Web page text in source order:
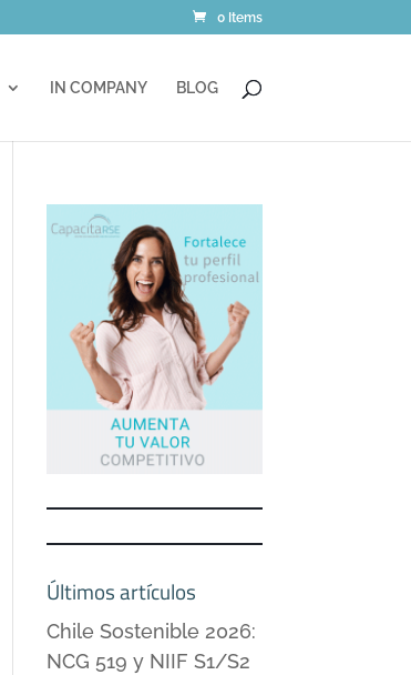
0 Items
IN COMPANY BLOG
Últimos artículos
Chile Sostenible 2026:
NCG 519 y NIIF S1/S2